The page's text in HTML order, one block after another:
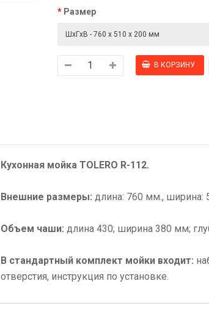
Размер
Кухонная мойка TOLERO R-112.
Внешние размеры: длина: 760 мм., ширина:
Объем чаши: длина 430; ширина 380 мм;
В стандартный комплект мойки входит:
отверстия, инструкция по установке.